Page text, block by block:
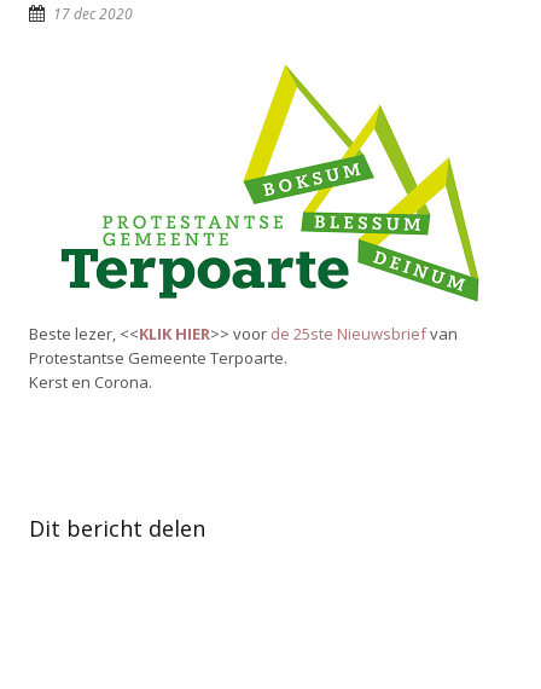
17 dec 2020
Beste lezer, <<KLIK HIER>> voor de 25ste Nieuwsbriefvan
Protestantse Gemeente Terpoarte.
Kerst en Corona.
Dit bericht delen